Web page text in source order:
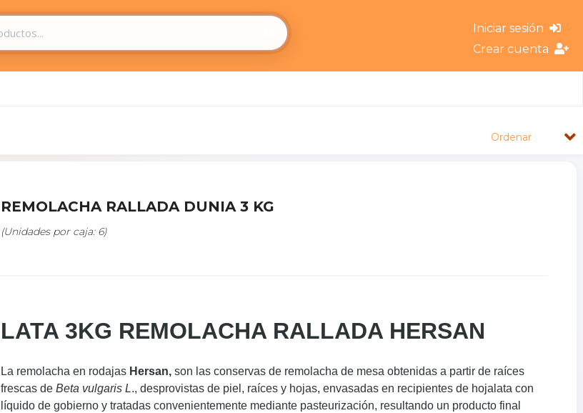
Iniciar sesión
Crear cuenta
Ordenar
REMOLACHA RALLADA DUNIA 3 KG
(Unidades por caja: 6)
LATA 3KG REMOLACHA RALLADA HERSAN
La remolacha en rodajas Hersan, son las conservas de remolacha de mesa obtenidas a partir de raíces
frescas de Beta vulgaris L., desprovistas de piel, raíces y hojas, envasadas en recipientes de hojalata con
líquido de gobierno y tratadas convenientemente mediante pasteurización, resultando un producto final